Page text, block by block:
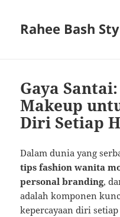
Rahee Bash
Gaya
Makeup
Diri Setiap
Dalam dunia yang
tips fashion wanita
personal branding,
adalah komponen
kepercayaan diri